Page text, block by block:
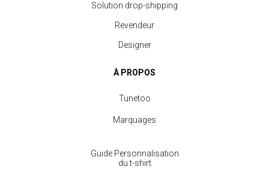
Solution drop-shipping
Revendeur
Designer
À PROPOS
Tunetoo
Marquages
Guide Personnalisation
du t-shirt